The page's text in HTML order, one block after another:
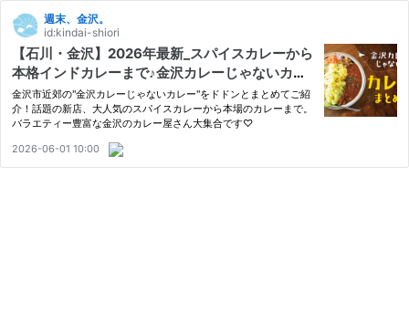
週末、金沢。
id:kindai-shiori
【石川・金沢】2026年最新_スパイスカレーから
本格インドカレーまで♪金沢カレーじゃないカレ
ーまとめ！【16選】
金沢市近郊の"金沢カレーじゃないカレー"をドドンとまとめてご紹
介！話題の新店、大人気のスパイスカレーから本場のカレーまで。
バラエティー豊富な金沢のカレー屋さん大集合です♡
2026-06-01 10:00